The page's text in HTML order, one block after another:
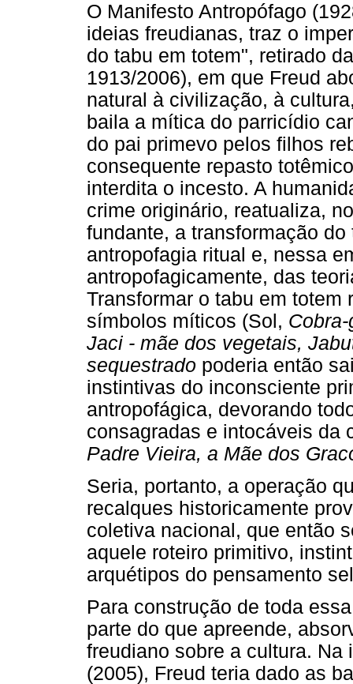
O Manifesto Antropófago
ideias freudianas, traz o
do tabu em totem", retirado
1913/2006), em que Freud
natural à civilização, à
baila a mítica do parricídio
do pai primevo pelos filhos
consequente repasto
interdita o incesto. A
crime originário, reatualiza,
fundante, a transformação
antropofagia ritual e, nessa
antropofagicamente, das
Transformar o tabu em
símbolos míticos (Sol,
Jaci - mãe dos vegetais,
sequestrado poderia então
instintivas do inconsciente
antropofágica, devorando
consagradas e intocáveis da
Padre Vieira, a Mãe dos
Seria, portanto, a operação
recalques historicamente
coletiva nacional, que então
aquele roteiro primitivo,
arquétipos do pensamento
Para construção de toda
parte do que apreende,
freudiano sobre a cultura. Na
(2005), Freud teria dado as